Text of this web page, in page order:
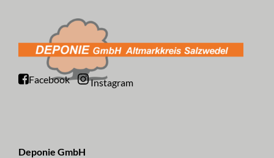
Facebook Instagram
Deponie GmbH